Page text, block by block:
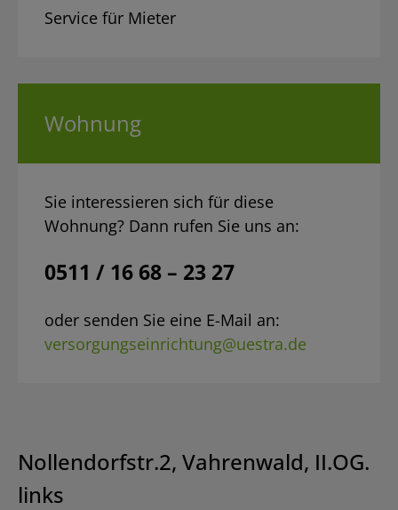
Nollendorfstr.2, Vahrenwald, II.OG.
links
Service für Mieter
Wohnung
Sie interessieren sich für diese
Wohnung? Dann rufen Sie uns an:
0511 / 16 68 – 23 27
oder senden Sie eine E-Mail an:
versorgungseinrichtung@uestra.de